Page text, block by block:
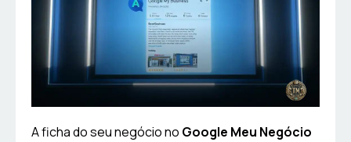
A ficha do seu negócio no Google Meu Negócio